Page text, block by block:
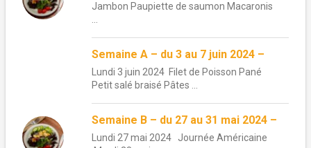
Jambon Paupiette de saumon Macaronis
Semaine A – du 3 au 7 juin 2024 –
Lundi 3 juin 2024 Filet de Poisson Pané
Petit salé braisé Pâtes ...
Semaine B – du 27 au 31 mai 2024 –
Lundi 27 mai 2024 Journée Américaine